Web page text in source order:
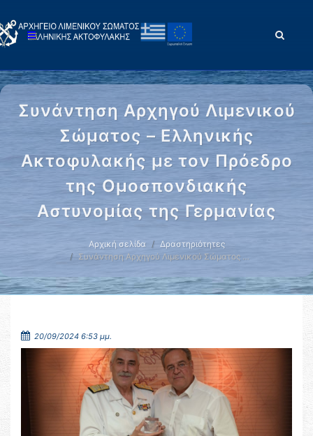
Συνάντηση Αρχηγού Λιμενικού
Σώματος – Ελληνικής
Ακτοφυλακής με τον Πρόεδρο
της Ομοσπονδιακής
Αστυνομίας της Γερμανίας
Αρχική σελίδα
Δραστηριότητες
Συνάντηση Αρχηγού Λιμενικού Σώματος …
20/09/2024 6:53 μμ.